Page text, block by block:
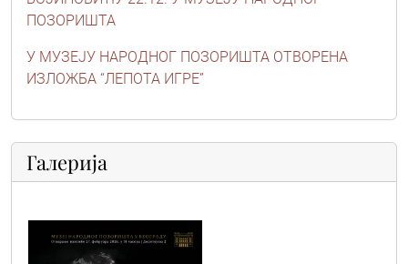
ПОЗОРИШТА
У МУЗЕЈУ НАРОДНОГ ПОЗОРИШТА ОТВОРЕНА
ИЗЛОЖБА “ЛЕПОТА ИГРЕ”
Галерија